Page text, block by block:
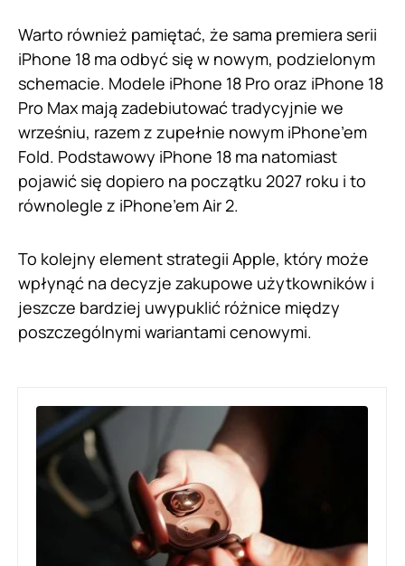
Warto również pamiętać, że sama premiera serii
iPhone 18 ma odbyć się w nowym, podzielonym
schemacie. Modele iPhone 18 Pro oraz iPhone 18
Pro Max mają zadebiutować tradycyjnie we
wrześniu, razem z zupełnie nowym iPhone’em
Fold. Podstawowy iPhone 18 ma natomiast
pojawić się dopiero na początku 2027 roku i to
równolegle z iPhone’em Air 2.
To kolejny element strategii Apple, który może
wpłynąć na decyzje zakupowe użytkowników i
jeszcze bardziej uwypuklić różnice między
poszczególnymi wariantami cenowymi.